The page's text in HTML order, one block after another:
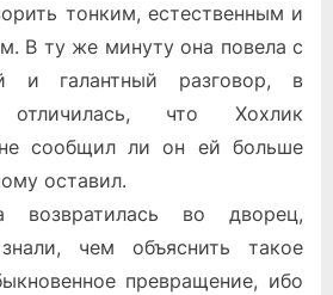
тонким, естественным и
В ту же минуту она повела с
и галантный разговор, в
что Хохлик
сообщил ли он ей больше
оставил.
возвратилась во дворец,
чем объяснить такое
превращение, ибо